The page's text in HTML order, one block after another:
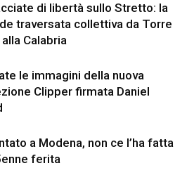
di libertà sullo Stretto: la
traversata collettiva da Torre
alla Calabria
le immagini della nuova
Clipper firmata Daniel
a Modena, non ce l’ha fatta
ferita